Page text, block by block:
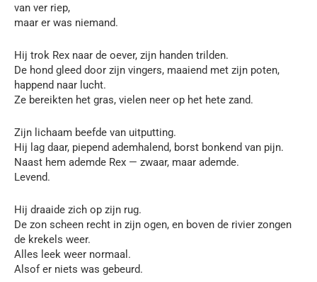
van ver riep,
maar er was niemand.
Hij trok Rex naar de oever, zijn handen trilden.
De hond gleed door zijn vingers, maaiend met zijn poten,
happend naar lucht.
Ze bereikten het gras, vielen neer op het hete zand.
Zijn lichaam beefde van uitputting.
Hij lag daar, piepend ademhalend, borst bonkend van pijn.
Naast hem ademde Rex — zwaar, maar ademde.
Levend.
Hij draaide zich op zijn rug.
De zon scheen recht in zijn ogen, en boven de rivier zongen
de krekels weer.
Alles leek weer normaal.
Alsof er niets was gebeurd.